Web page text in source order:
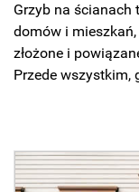
Grzyb na ścianach
domów i
złożone i
Przede wszystkim,